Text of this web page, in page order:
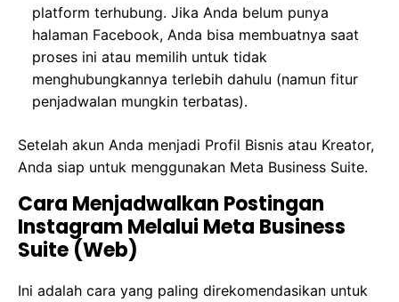
platform terhubung. Jika Anda belum punya
halaman Facebook, Anda bisa membuatnya saat
proses ini atau memilih untuk tidak
menghubungkannya terlebih dahulu (namun fitur
penjadwalan mungkin terbatas).
Setelah akun Anda menjadi Profil Bisnis atau Kreator,
Anda siap untuk menggunakan Meta Business Suite.
Cara Menjadwalkan Postingan
Instagram Melalui Meta Business
Suite (Web)
Ini adalah cara yang paling direkomendasikan untuk